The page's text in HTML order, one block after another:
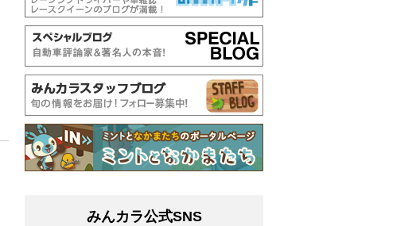
みんカラ公式SNS